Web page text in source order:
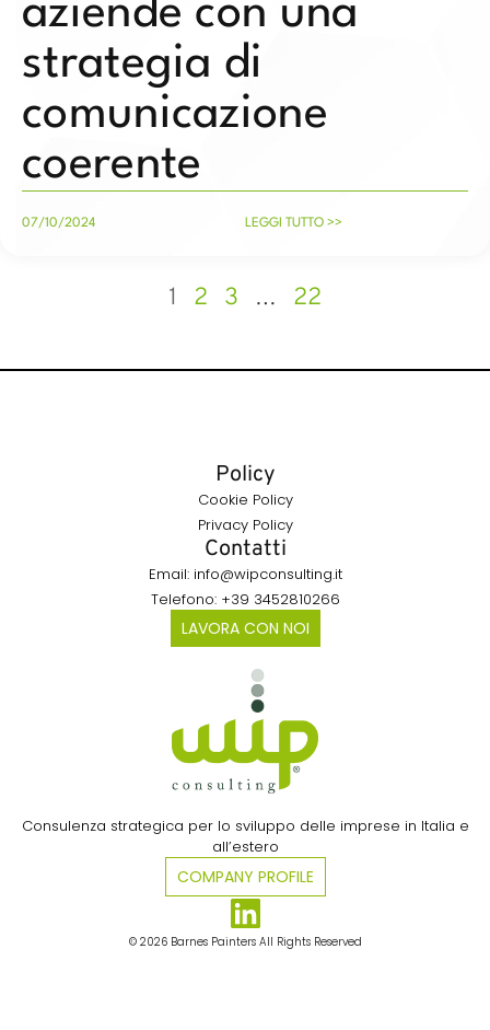
aziende con una
strategia di
comunicazione
coerente
07/10/2024 LEGGI TUTTO >>
1 2 3 … 22
Consulenza strategica per lo sviluppo delle imprese in Italia e
all’estero​
COMPANY PROFILE
© 2026 Barnes Painters All Rights Reserved
Policy
Cookie Policy
Privacy Policy
Contatti
Email: info@wipconsulting.it
Telefono: +39 3452810266
LAVORA CON NOI